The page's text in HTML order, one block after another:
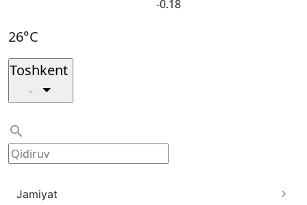
-0.18
26°C
Toshkent
Jamiyat